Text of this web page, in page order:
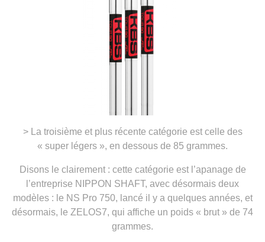
> La troisième et plus récente catégorie est celle des
« super légers », en dessous de 85 grammes.
Disons le clairement : cette catégorie est l’apanage de
l’entreprise NIPPON SHAFT, avec désormais deux
modèles : le NS Pro 750, lancé il y a quelques années, et
désormais, le ZELOS7, qui affiche un poids « brut » de 74
grammes.